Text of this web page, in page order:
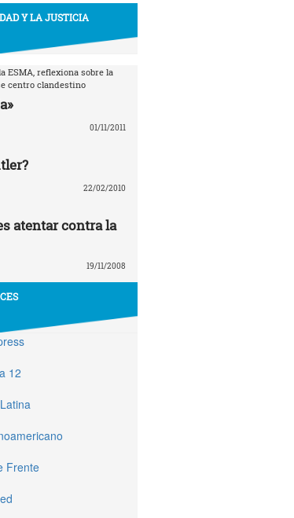
Y LA JUSTICIA
ESMA, reflexiona sobre la
centro clandestino
01/11/2011
22/02/2010
atentar contra la
19/11/2008
12
Frente